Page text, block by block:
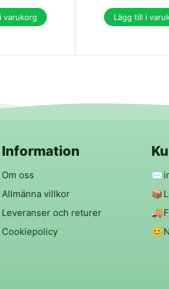
varukorg Lägg till i
Information
Om oss
Allmänna villkor
Leveranser och returer
Cookiepolicy
✉️
📦
🚚
😊